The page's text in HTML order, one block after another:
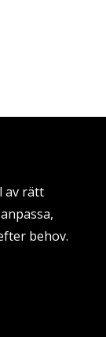
av rätt
behov.